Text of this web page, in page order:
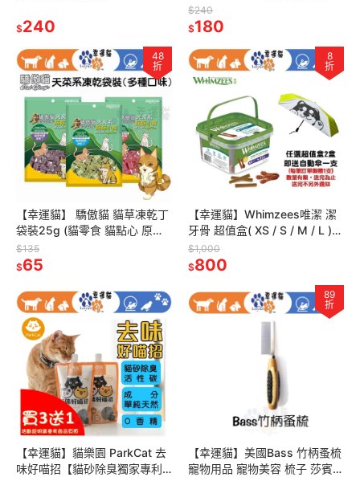
$240
耳朵清 護理潔濕紙巾 60入 犬
$240
$180
48
折
【幸運貓】 驕傲貓 貓草凍乾丁
袋裝25g (貓零食 貓點心 原肉
零食 貓草 肉乾 凍乾)
$135
$65
8
折
【幸運貓】Whimzees唯潔 潔
牙骨 超值盒( XS / S / M / L )
狗狗潔牙骨 犬潔牙骨
$1,000
$800
【幸運貓】貓樂園 ParkCat 去
味好喵招【貓砂除臭獨家專利
89
折
【幸運貓】美國Bass 竹柄蚤梳
寵物用品 寵物美容 梳子 莎賓與